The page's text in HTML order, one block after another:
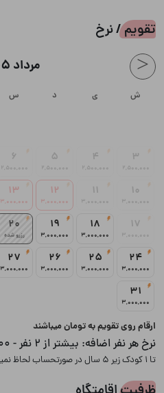
آب
گاز
تقویم / نرخ
< مرداد 1405
ش ی د س
3
2,500,000
4
2,500,000
5
2,500,000
6
2,500,000
10
3,000,000
11
3,000,000
12
3,000,000
13
3,000,000
17
3,000,000
18
3,000,000
19
3,000,000
20
رزرو شده
24
3,000,000
25
3,000,000
26
3,000,000
27
3,000,000
31
3,000,000
ارقام روی تقویم به تومان میباشند
نرخ هر نفر اضافه: بیشتر از 2 نفر - 300,000 تومان
تا 1 کودک زیر 5 سال در صورتحساب لحاظ نمیگردد